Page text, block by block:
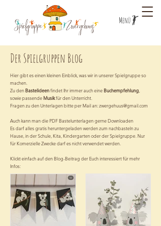
Menü
Der Spielgruppen Blog
Hier gibt es einen kleinen Einblick, was wir in unserer Spielgruppe so
machen.
Zu denBastelideenfindet Ihr immer auch eineBuchempfehlung
sowie passendeMusikfür den Unterricht.
Fragen zu den Unterlagen bitte per Mail an:zwergehuus@gmail.com
Auch kann man die PDF Bastelunterlagen gerne Downloaden
Es darf alles gratis heruntergeladen werden zum nachbasteln zu
Hause, in der Schule, Kita, Kindergarten oder der Spielgruppe. Nur
für Komerzielle Zwecke darf es nicht verwendet werden.
Klickt einfach auf den Blog-Beitrag der Euch interessiert für mehr
Infos: